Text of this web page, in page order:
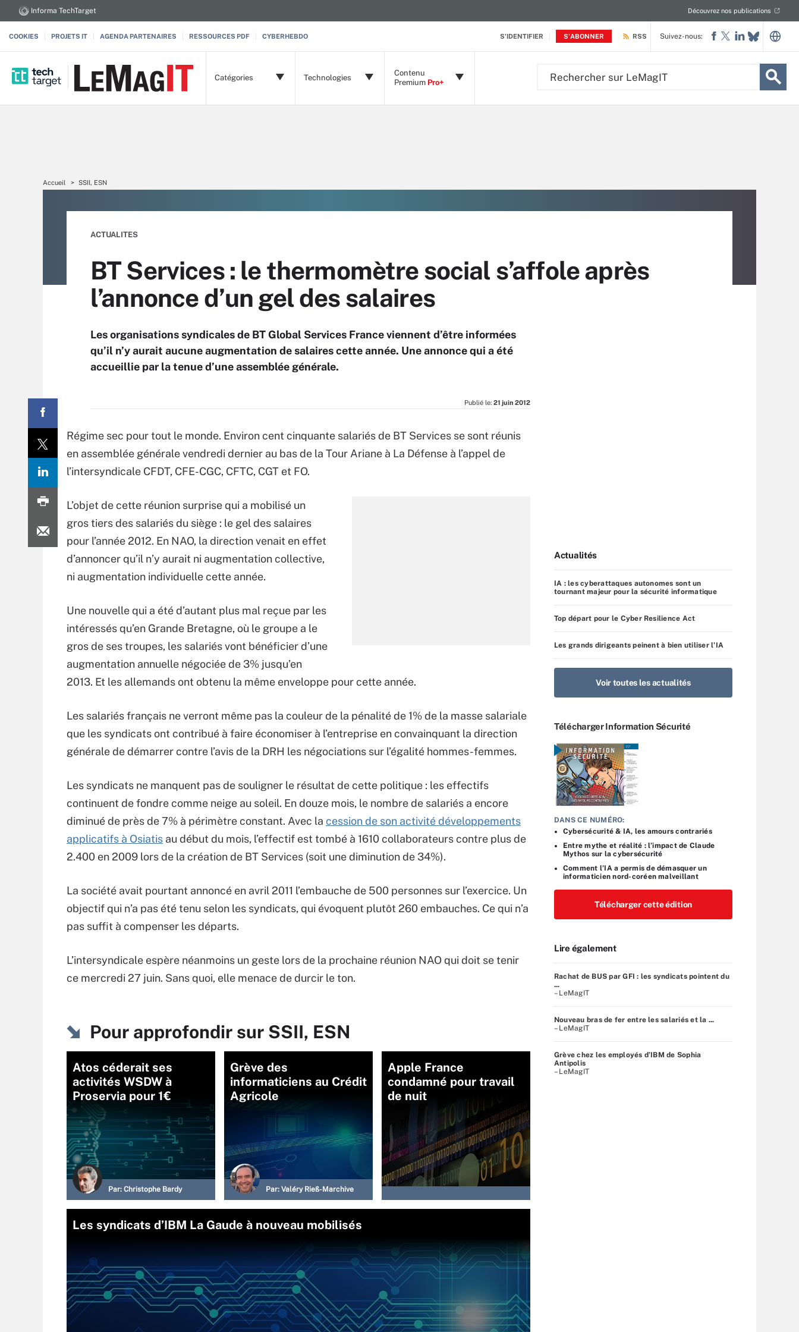
S'IDENTIFIER S'ABONNER
Informa TechTarget Découvrez nos publications
COOKIES PROJETS IT AGENDA PARTENAIRES RESSOURCES PDF CYBERHEBDO RSS
Catégories Technologies
Contenu
Premium Pro+
Suivez-nous:
Accueil SSII, ESN
ACTUALITES
BT Services : le thermomètre social s’affole après
l’annonce d’un gel des salaires
Les organisations syndicales de BT Global Services France viennent d’être informées
qu’il n’y aurait aucune augmentation de salaires cette année. Une annonce qui a été
accueillie par la tenue d’une assemblée générale.
Publié le: 21 juin 2012
Régime sec pour tout le monde. Environ cent cinquante salariés de BT Services se sont réunis
en assemblée générale vendredi dernier au bas de la Tour Ariane à La Défense à l’appel de
l’intersyndicale CFDT, CFE-CGC, CFTC, CGT et FO.
L’objet de cette réunion surprise qui a mobilisé un
gros tiers des salariés du siège : le gel des salaires
pour l’année 2012. En NAO, la direction venait en effet
d’annoncer qu’il n’y aurait ni augmentation collective,
ni augmentation individuelle cette année.
Une nouvelle qui a été d’autant plus mal reçue par les
intéressés qu’en Grande Bretagne, où le groupe a le
gros de ses troupes, les salariés vont bénéficier d’une
augmentation annuelle négociée de 3% jusqu’en
2013. Et les allemands ont obtenu la même enveloppe pour cette année.
Les salariés français ne verront même pas la couleur de la pénalité de 1% de la masse salariale
que les syndicats ont contribué à faire économiser à l’entreprise en convainquant la direction
générale de démarrer contre l’avis de la DRH les négociations sur l’égalité hommes-femmes.
Les syndicats ne manquent pas de souligner le résultat de cette politique : les effectifs
continuent de fondre comme neige au soleil. En douze mois, le nombre de salariés a encore
diminué de près de 7% à périmètre constant. Avec la cession de son activité développements
applicatifs à Osiatis au début du mois, l’effectif est tombé à 1610 collaborateurs contre plus de
2.400 en 2009 lors de la création de BT Services (soit une diminution de 34%).
La société avait pourtant annoncé en avril 2011 l’embauche de 500 personnes sur l’exercice. Un
objectif qui n’a pas été tenu selon les syndicats, qui évoquent plutôt 260 embauches. Ce qui n’a
pas suffit à compenser les départs.
L’intersyndicale espère néanmoins un geste lors de la prochaine réunion NAO qui doit se tenir
ce mercredi 27 juin. Sans quoi, elle menace de durcir le ton.
Pour approfondir sur SSII, ESN
Atos céderait ses
activités WSDW à
Proservia pour 1€
Par: Christophe Bardy
Grève des
informaticiens au Crédit
Agricole
Par: Valéry Rieß-Marchive
Apple France
condamné pour travail
de nuit
Les syndicats d’IBM La Gaude à nouveau mobilisés
Actualités
IA : les cyberattaques autonomes sont un
tournant majeur pour la sécurité informatique
Top départ pour le Cyber Resilience Act
Les grands dirigeants peinent à bien utiliser l’IA
Voir toutes les actualités
Télécharger Information Sécurité
DANS CE NUMÉRO:
Cybersécurité & IA, les amours contrariés
Entre mythe et réalité : l’impact de Claude
Mythos sur la cybersécurité
Comment l’IA a permis de démasquer un
informaticien nord-coréen malveillant
Télécharger cette édition
Lire également
Rachat de BUS par GFI : les syndicats pointent du
...
– LeMagIT
Nouveau bras de fer entre les salariés et la ...
– LeMagIT
Grève chez les employés d’IBM de Sophia
Antipolis
– LeMagIT